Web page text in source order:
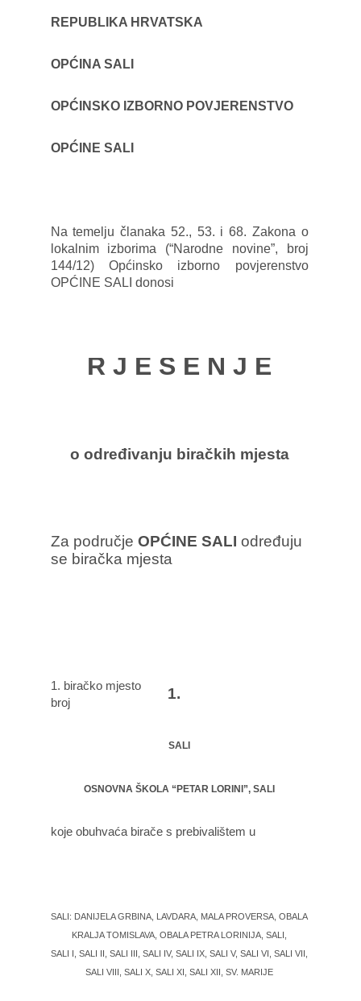
REPUBLIKA HRVATSKA
OPĆINA SALI
OPĆINSKO IZBORNO POVJERENSTVO
OPĆINE SALI
Na temelju članaka 52., 53. i 68. Zakona o
lokalnim izborima (“Narodne novine”, broj
144/12) Općinsko izborno povjerenstvo
OPĆINE SALI donosi
R J E Š E N J E
o određivanju biračkih mjesta
Za područje OPĆINE SALI određuju
se biračka mjesta
1. biračko mjesto
broj
1.
SALI
OSNOVNA ŠKOLA “PETAR LORINI”, SALI
koje obuhvaća birače s prebivalištem u
SALI: DANIJELA GRBINA, LAVDARA, MALA PROVERSA, OBALA
KRALJA TOMISLAVA, OBALA PETRA LORINIJA, SALI,
SALI I, SALI II, SALI III, SALI IV, SALI IX, SALI V, SALI VI, SALI VII,
SALI VIII, SALI X, SALI XI, SALI XII, SV. MARIJE